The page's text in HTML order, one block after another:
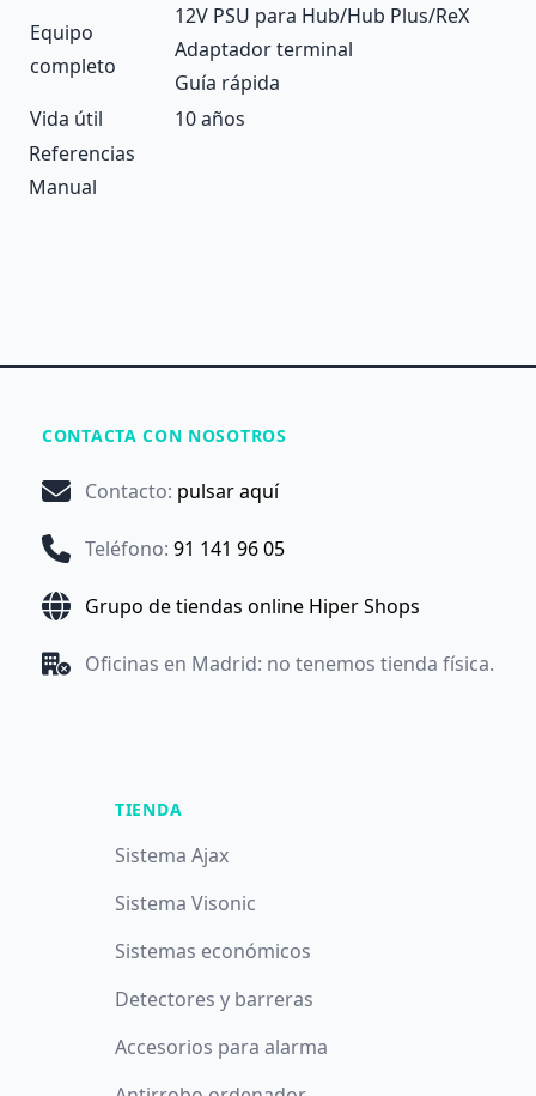
Equipo
completo
12V PSU para Hub/Hub Plus/ReX
Adaptador terminal
Guía rápida
Vida útil
10 años
Referencias
Manual
CONTACTA CON NOSOTROS
Contacto: pulsar aquí
Teléfono: 91 141 96 05
Grupo de tiendas online Hiper Shops
Oficinas en Madrid: no tenemos tienda física.
TIENDA
Sistema Ajax
Sistema Visonic
Sistemas económicos
Detectores y barreras
Accesorios para alarma